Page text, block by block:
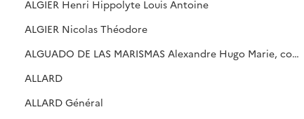
ALGIER Henri Hippolyte Louis Antoine
ALGIER Nicolas Théodore
ALGUADO DE LAS MARISMAS Alexandre Hugo Marie, comte
ALLARD
ALLARD Général